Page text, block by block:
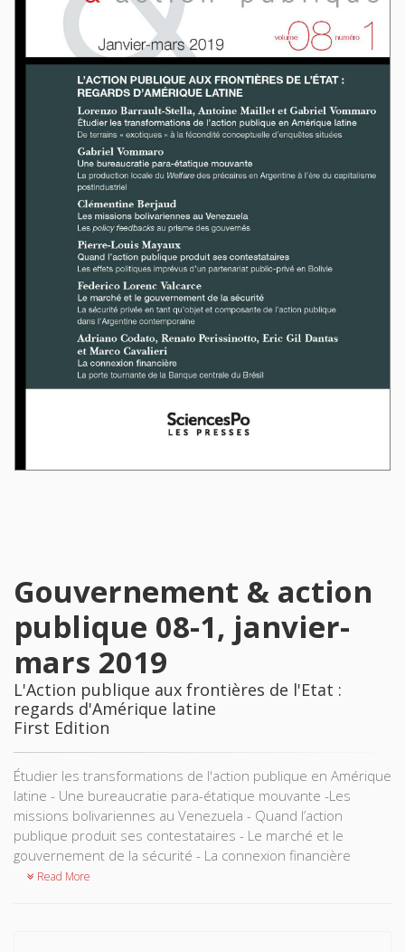
Gouvernement & action
publique 08-1, janvier-
mars 2019
L'Action publique aux frontières de l'Etat :
regards d'Amérique latine
First Edition
Étudier les transformations de l'action publique en Amérique
latine - Une bureaucratie para-étatique mouvante -Les
missions bolivariennes au Venezuela - Quand l’action
publique produit ses contestataires - Le marché et le
gouvernement de la sécurité - La connexion financière
Read More